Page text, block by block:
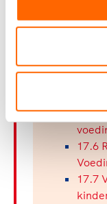
17.3
17.5
17.6
17.7